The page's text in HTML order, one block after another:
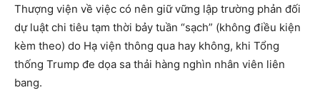
Thượng viện về việc có nên giữ vững lập trường phản đối
dự luật chi tiêu tạm thời bảy tuần “sạch” (không điều kiện
kèm theo) do Hạ viện thông qua hay không, khi Tổng
thống Trump đe dọa sa thải hàng nghìn nhân viên liên
bang.